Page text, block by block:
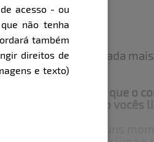
com uma pegada
os cliques em que o
o planejado? Como vocês
uma vez. Em alguns
acesso - ou
não tenha
também
direitos de
e texto)